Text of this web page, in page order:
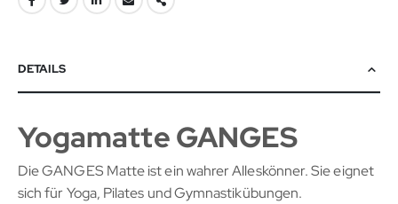
DETAILS
Yogamatte GANGES
Die GANGES Matte ist ein wahrer Alleskönner. Sie eignet
sich für Yoga, Pilates und Gymnastikübungen.